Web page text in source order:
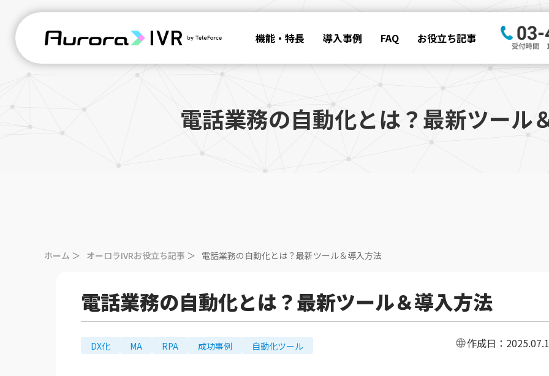
機能・特長 導入事例 FAQ お役立ち記事
電話業務の自動化とは？最新ツール
ホーム ＞ オーロラIVRお役立ち記事 ＞ 電話業務の自動化とは？最新ツール＆導入方法
電話業務の自動化とは？最新ツール＆導入方法
DX化 MA RPA 成功事例 自動化ツール 作成日：